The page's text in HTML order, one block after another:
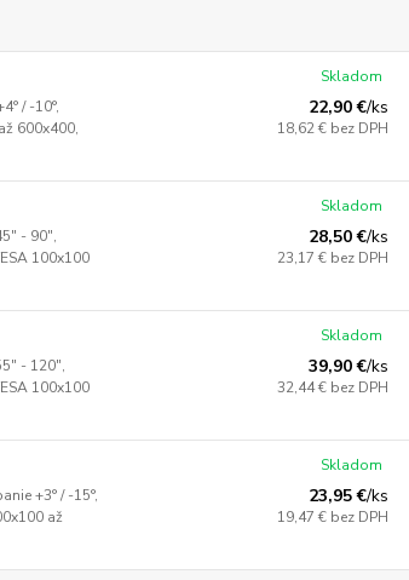
/ -10°,
600x400,
22,90 €/ks
18,62 € bez DPH
Skladom
- 90",
100x100
28,50 €/ks
23,17 € bez DPH
Skladom
- 120",
100x100
39,90 €/ks
32,44 € bez DPH
Skladom
+3° / -15°,
až
23,95 €/ks
19,47 € bez DPH
Skladom